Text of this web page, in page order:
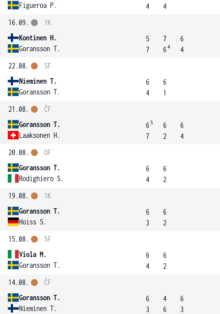
Figueroa P.
4
4
16.09.
Kontinen H.
Goransson T.
1K
5
7
7
64
6
4
22.08.
Nieminen T.
Goransson T.
SF
6
4
6
1
21.08.
Goransson T.
Laaksonen H.
ČF
6 5
7
6
2
6
4
20.08.
Goransson T.
Rodighiero S.
OF
6
4
6
2
19.08.
Goransson T.
Hoiss S.
1K
6
3
6
2
15.08.
Viola M.
Goransson T.
SF
6
4
6
2
14.08.
Goransson T.
Nieminen T.
ČF
6
3
4
6
6
3